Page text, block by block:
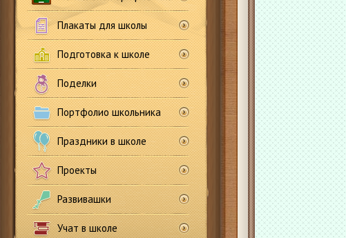
Плакаты для школы
Подготовка к школе
Поделки
Портфолио школьника
Праздники в школе
Проекты
Развивашки
Учат в школе